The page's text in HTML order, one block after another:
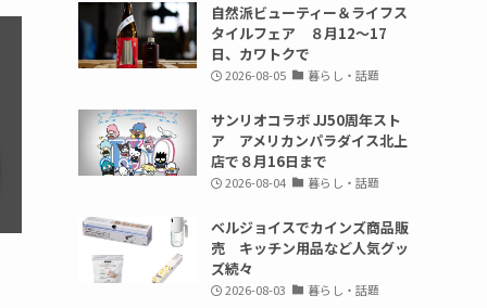
自然派ビューティー＆ライフス
タイルフェア ８月12～17
日、カワトクで
2026-08-05 暮らし・話題
サンリオコラボ JJ50周年スト
ア アメリカンパラダイス北上
店で８月16日まで
2026-08-04 暮らし・話題
ベルジョイスでカインズ商品販
売 キッチン用品など人気グッ
ズ続々
2026-08-03 暮らし・話題